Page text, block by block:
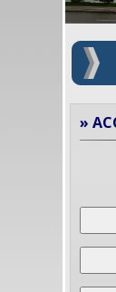
»